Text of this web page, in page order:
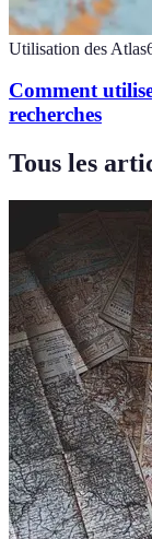
Utilisation des Atlas
Comment
recherches
Tous les